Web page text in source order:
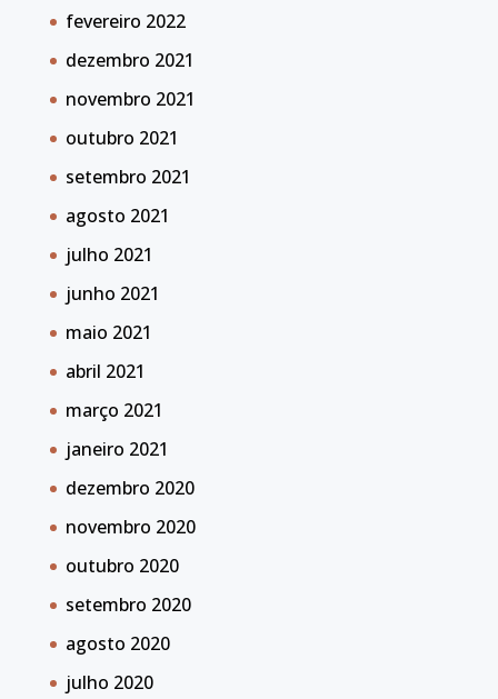
fevereiro 2022
dezembro 2021
novembro 2021
outubro 2021
setembro 2021
agosto 2021
julho 2021
junho 2021
maio 2021
abril 2021
março 2021
janeiro 2021
dezembro 2020
novembro 2020
outubro 2020
setembro 2020
agosto 2020
julho 2020